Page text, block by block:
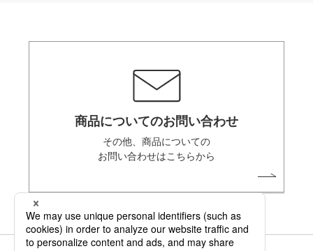
商品についてのお問い合わせ
その他、商品についての
お問い合わせはこちらから